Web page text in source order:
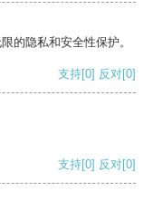
的隐私和安全性保护。
支持[0] 反对[0]
支持[0] 反对[0]